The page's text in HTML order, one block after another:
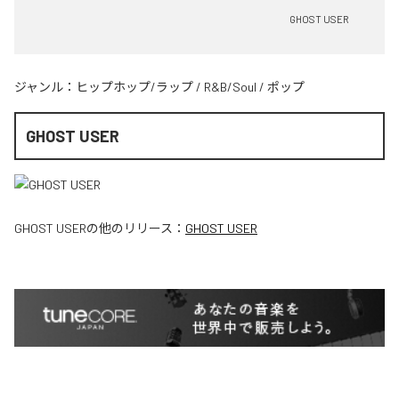
GHOST USER
ジャンル： ヒップホップ/ラップ / R&B/Soul / ポップ
GHOST USER
GHOST USERの他のリリース： GHOST USER